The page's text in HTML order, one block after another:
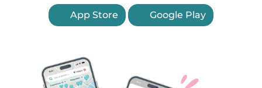
App Store Google Play